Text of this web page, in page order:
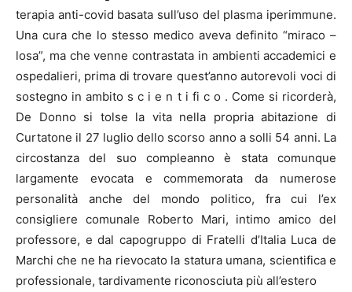
terapia anti-covid basata sull’uso del plasma iperimmune.
Una cura che lo stesso medico aveva definito “miraco –
losa”, ma che venne contrastata in ambienti accademici e
ospedalieri, prima di trovare quest’anno autorevoli voci di
sostegno in ambito s c i e n t i fi c o . Come si ricorderà,
De Donno si tolse la vita nella propria abitazione di
Curtatone il 27 luglio dello scorso anno a solli 54 anni. La
circostanza del suo compleanno è stata comunque
largamente evocata e commemorata da numerose
personalità anche del mondo politico, fra cui l’ex
consigliere comunale Roberto Mari, intimo amico del
professore, e dal capogruppo di Fratelli d’Italia Luca de
Marchi che ne ha rievocato la statura umana, scientifica e
professionale, tardivamente riconosciuta più all’estero